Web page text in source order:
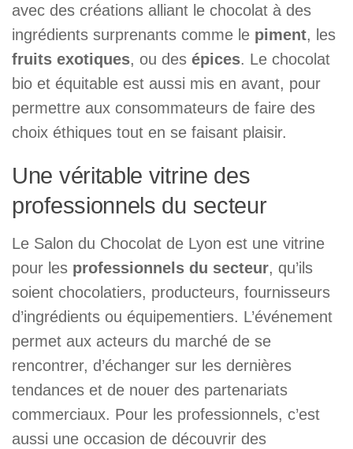
avec des créations alliant le chocolat à des
ingrédients surprenants comme le piment, les
fruits exotiques, ou des épices. Le chocolat
bio et équitable est aussi mis en avant, pour
permettre aux consommateurs de faire des
choix éthiques tout en se faisant plaisir.
Une véritable vitrine des
professionnels du secteur
Le Salon du Chocolat de Lyon est une vitrine
pour les professionnels du secteur, qu’ils
soient chocolatiers, producteurs, fournisseurs
d’ingrédients ou équipementiers. L’événement
permet aux acteurs du marché de se
rencontrer, d’échanger sur les dernières
tendances et de nouer des partenariats
commerciaux. Pour les professionnels, c’est
aussi une occasion de découvrir des